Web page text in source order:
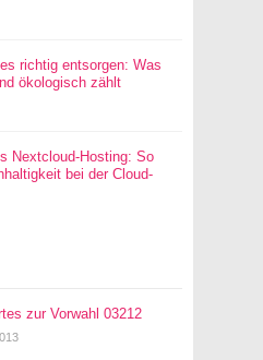
richtig entsorgen: Was
ökologisch zählt
Nextcloud-Hosting: So
bei der Cloud-
zur Vorwahl 03212